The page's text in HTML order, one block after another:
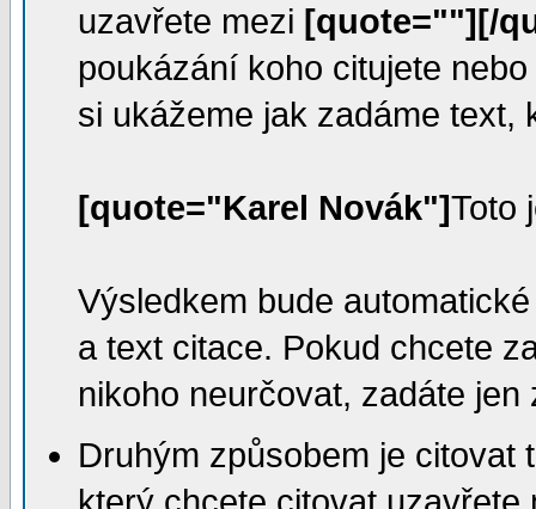
uzavřete mezi [quote=""][/
poukázání koho citujete
si ukážeme jak zadáme text,
[quote="Karel Novák"]Toto
Výsledkem bude
a text citace. Pokud chcete
nikoho neurčovat, zadáte
Druhým způsobem je citovat